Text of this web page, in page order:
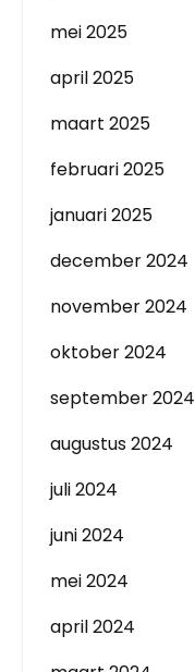
mei 2025
april 2025
maart 2025
februari 2025
januari 2025
december 2024
november 2024
oktober 2024
september 2024
augustus 2024
juli 2024
juni 2024
mei 2024
april 2024